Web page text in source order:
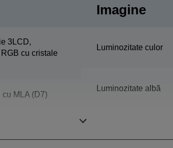
3LCD,
cu cristale
MLA (D7)
Imagine
Luminozitate culor
Luminozitate albă